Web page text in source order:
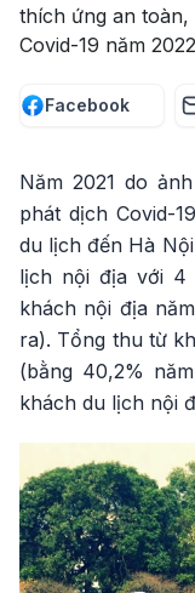
thích ứng an toàn,
Covid-19 năm
Facebook
Năm 2021 do
phát dịch Covid-
du lịch đến Hà
lịch nội địa với 4
khách nội địa
ra). Tổng thu từ
(bằng 40,2%
khách du lịch nội